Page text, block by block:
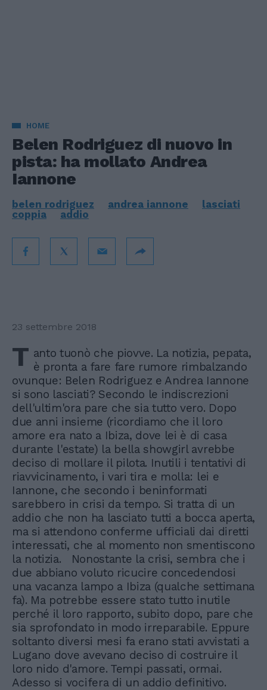
HOME
Belen Rodriguez di nuovo in
pista: ha mollato Andrea
Iannone
belen rodriguez andrea iannone
lasciati
coppia
addio
23 settembre 2018
T anto tuonò che piovve. La notizia, pepata,
è pronta a fare fare rumore rimbalzando
ovunque: Belen Rodriguez e Andrea Iannone
si sono lasciati? Secondo le indiscrezioni
dell'ultim'ora pare che sia tutto vero. Dopo
due anni insieme (ricordiamo che il loro
amore era nato a Ibiza, dove lei è di casa
durante l'estate) la bella showgirl avrebbe
deciso di mollare il pilota. Inutili i tentativi di
riavvicinamento, i vari tira e molla: lei e
Iannone, che secondo i beninformati
sarebbero in crisi da tempo. Si tratta di un
addio che non ha lasciato tutti a bocca aperta,
ma si attendono conferme ufficiali dai diretti
interessati, che al momento non smentiscono
la notizia. Nonostante la crisi, sembra che i
due abbiano voluto ricucire concedendosi
una vacanza lampo a Ibiza (qualche settimana
fa). Ma potrebbe essere stato tutto inutile
perché il loro rapporto, subito dopo, pare che
sia sprofondato in modo irreparabile. Eppure
soltanto diversi mesi fa erano stati avvistati a
Lugano dove avevano deciso di costruire il
loro nido d'amore. Tempi passati, ormai.
Adesso si vocifera di un addio definitivo.